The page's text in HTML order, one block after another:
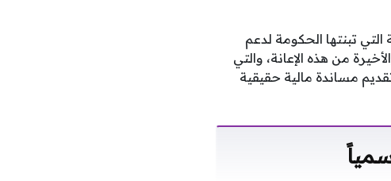
التي تبنتها الحكومة لدعم
من هذه الإعانة، والتي
تقديم مساندة مالية حقيقية